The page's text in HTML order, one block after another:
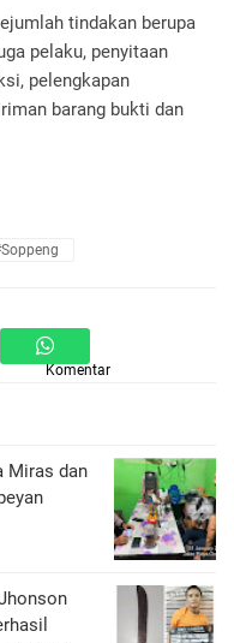
tindakan berupa
pelaku, penyitaan
pelengkapan
barang bukti dan
Komentar
Miras dan